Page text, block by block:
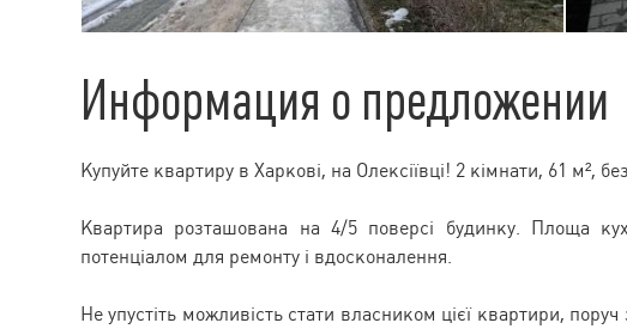
Информация о предложении
Купуйте квартиру в Харкові, на Олексіївці! 2 кімнати, 61 м²,
Квартира розташована на 4/5 поверсі будинку. Площа
потенціалом для ремонту і вдосконалення.
Не упустіть можливість стати власником цієї квартири,